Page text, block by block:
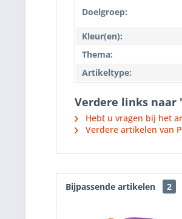
Doelgroep:
Kleur(en):
Thema:
Artikeltype:
Verdere links naar
Hebt u vragen bij het
Verdere artikelen van
Bijpassende artikelen 2